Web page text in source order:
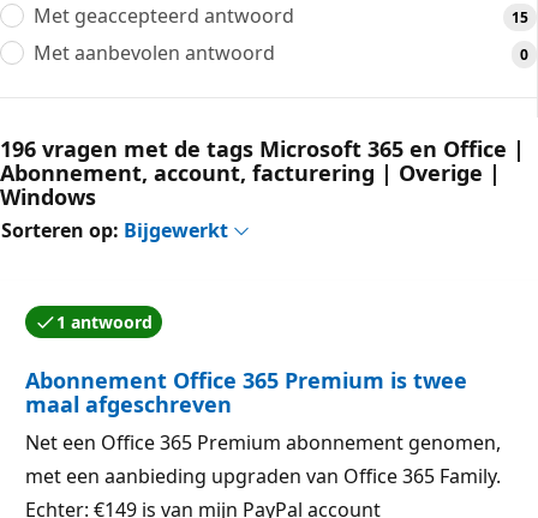
Met geaccepteerd antwoord 15
Met aanbevolen antwoord 0
196 vragen met de tags Microsoft 365 en Office |
Abonnement, account, facturering | Overige |
Windows
Sorteren op: Bijgewerkt
1 antwoord
Een van de antwoorden is geaccepteerd door de
Abonnement Office 365 Premium is twee
maal afgeschreven
Net een Office 365 Premium abonnement genomen,
met een aanbieding upgraden van Office 365 Family.
Echter: €149 is van mijn PayPal account